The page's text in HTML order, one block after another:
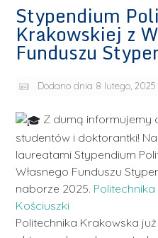
Stypendium
Krakowskiej z
Funduszu
Dodano dnia 8 lutego, 2025
Z dumą informujemy
studentów i doktorantki!
laureatami Stypendium
Własnego Funduszu
naborze 2025.
Kościuszki
Politechnika Krakowska